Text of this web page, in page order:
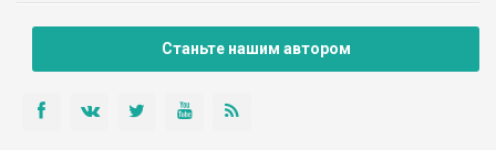
Станьте нашим автором